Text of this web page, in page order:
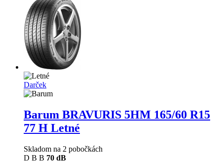
Darček
Barum BRAVURIS 5HM 165/60 R15
77 H Letné
Skladom na 2 pobočkách
D B B 70 dB